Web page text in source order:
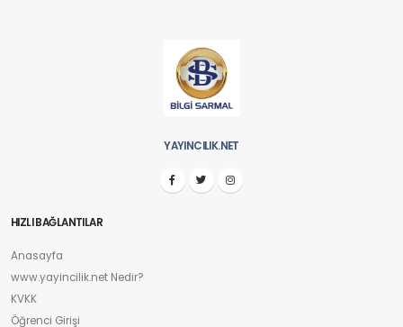
YAYINCILIK.NET
HIZLI BAĞLANTILAR
Anasayfa
www.yayincilik.net Nedir?
KVKK
Öğrenci Girişi